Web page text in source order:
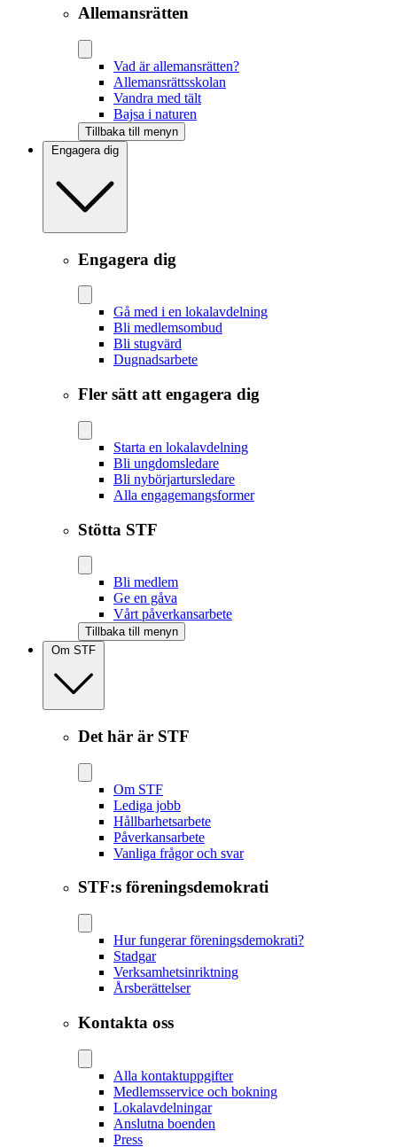
Allemansrätten
Vad är allemansrätten?
Allemansrättsskolan
Vandra med tält
Bajsa i naturen
Tillbaka till menyn
Engagera dig
Engagera dig
Gå med i en lokalavdelning
Bli medlemsombud
Bli stugvärd
Dugnadsarbete
Fler sätt att engagera dig
Starta en lokalavdelning
Bli ungdomsledare
Bli nybörjartursledare
Alla engagemangsformer
Stötta STF
Bli medlem
Ge en gåva
Vårt påverkansarbete
Tillbaka till menyn
Om STF
Det här är STF
Om STF
Lediga jobb
Hållbarhetsarbete
Påverkansarbete
Vanliga frågor och svar
STF:s föreningsdemokrati
Hur fungerar föreningsdemokrati?
Stadgar
Verksamhetsinriktning
Årsberättelser
Kontakta oss
Alla kontaktuppgifter
Medlemsservice och bokning
Lokalavdelningar
Anslutna boenden
Press